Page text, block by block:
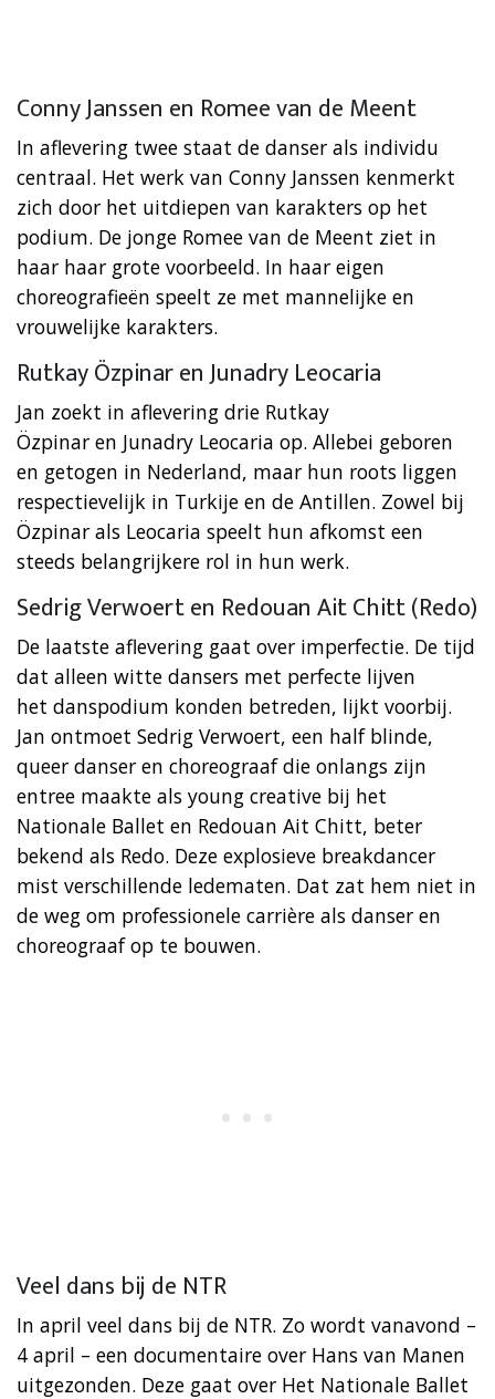
Conny Janssen en Romee van de Meent
In aflevering twee staat de danser als individu
centraal. Het werk van Conny Janssen kenmerkt
zich door het uitdiepen van karakters op het
podium. De jonge Romee van de Meent ziet in
haar haar grote voorbeeld. In haar eigen
choreografieën speelt ze met mannelijke en
vrouwelijke karakters.
Rutkay Özpinar en Junadry Leocaria
Jan zoekt in aflevering drie Rutkay
Özpinar en Junadry Leocaria op. Allebei geboren
en getogen in Nederland, maar hun roots liggen
respectievelijk in Turkije en de Antillen. Zowel bij
Özpinar als Leocaria speelt hun afkomst een
steeds belangrijkere rol in hun werk.
Sedrig Verwoert en Redouan Ait Chitt (Redo)
De laatste aflevering gaat over imperfectie. De tijd
dat alleen witte dansers met perfecte lijven
het danspodium konden betreden, lijkt voorbij.
Jan ontmoet Sedrig Verwoert, een half blinde,
queer danser en choreograaf die onlangs zijn
entree maakte als young creative bij het
Nationale Ballet en Redouan Ait Chitt, beter
bekend als Redo. Deze explosieve breakdancer
mist verschillende ledematen. Dat zat hem niet in
de weg om professionele carrière als danser en
choreograaf op te bouwen.
Veel dans bij de NTR
In april veel dans bij de NTR. Zo wordt vanavond –
4 april – een documentaire over Hans van Manen
uitgezonden. Deze gaat over Het Nationale Ballet